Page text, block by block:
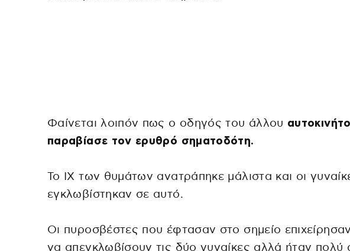
Φαίνεται λοιπόν πως ο οδηγός του άλλου
παραβίασε τον ερυθρό σηματοδότη.
Το ΙΧ των θυμάτων ανατράπηκε μάλιστα και οι
εγκλωβίστηκαν σε αυτό.
Οι πυροσβέστες που έφτασαν στο σημείο
να απεγκλωβίσουν τις δύο γυναίκες αλλά ήταν πολύ